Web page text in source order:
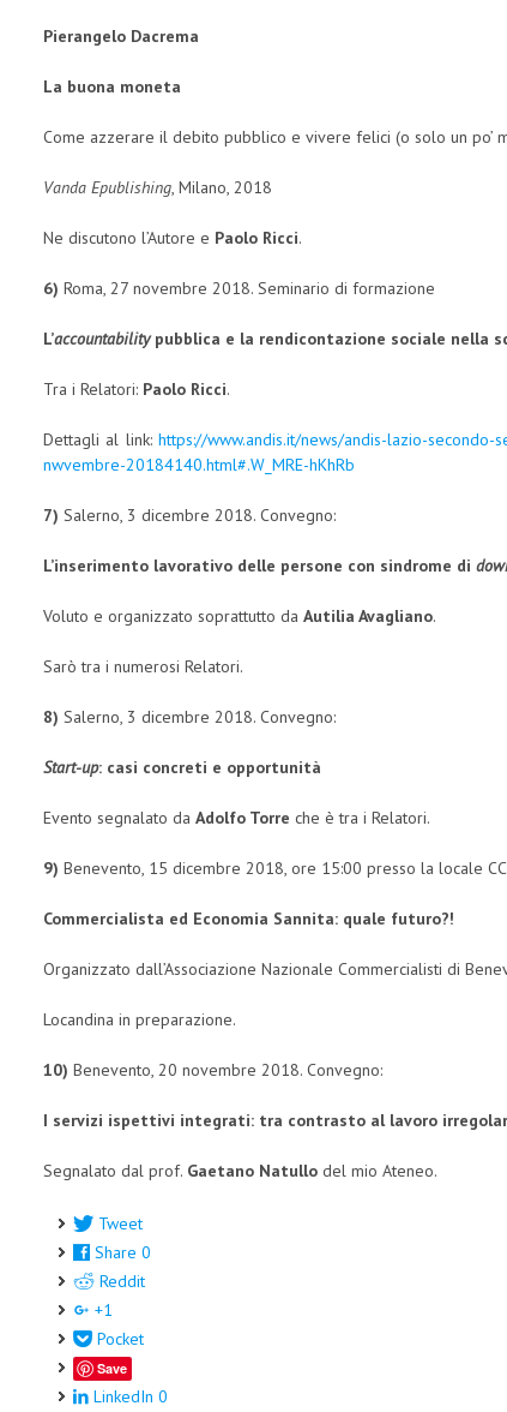
Pierangelo Dacrema
La buona moneta
Come azzerare il debito pubblico e vivere felici (o solo un po’
Vanda Epublishing, Milano, 2018
Ne discutono l’Autore e Paolo Ricci.
6) Roma, 27 novembre 2018. Seminario di formazione
L’accountabilitypubblica e la rendicontazione sociale nella
Tra i Relatori: Paolo Ricci.
Dettagli al link: https://www.andis.it/news/andis-lazio-
nwvembre-20184140.html#.W_MRE-hKhRb
7) Salerno, 3 dicembre 2018. Convegno:
L’inserimento lavorativo delle persone con sindrome di
Voluto e organizzato soprattutto daAutilia Avagliano.
Sarò tra i numerosi Relatori.
8) Salerno, 3 dicembre 2018. Convegno:
Start-up: casi concreti e opportunità
Evento segnalato daAdolfo Torre che è tra i Relatori.
9) Benevento, 15 dicembre 2018, ore 15:00 presso la locale
Commercialista ed Economia Sannita: quale futuro?!
Organizzato dall’Associazione Nazionale Commercialisti di
Locandina in preparazione.
10) Benevento, 20 novembre 2018. Convegno:
I servizi ispettivi integrati: tra contrasto al lavoro
Segnalato dal prof. Gaetano Natullo del mio Ateneo.
Tweet
Share 0
Reddit
+1
Pocket
Save
LinkedIn 0